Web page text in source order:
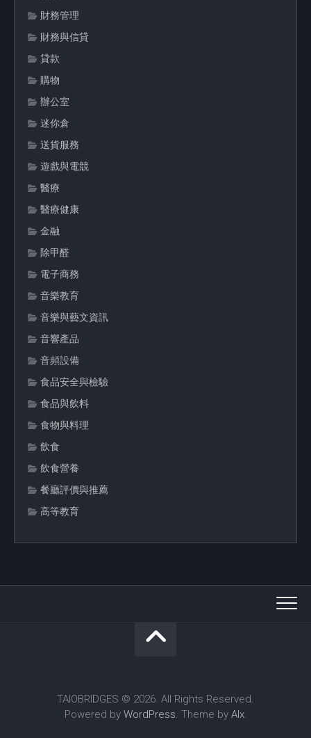
財務管理
財務與信貸
貸款
購物
辦公室
迷你倉
送貨服務
遊戲與電競
醫療
醫療健康
金融
除甲醛
電子商務
音樂教育
音樂與藝文資訊
音響產品
音頻設備
食品安全與檢驗
食品與飲料
食物與料理
飲食
飲食營養
餐廳評價與推薦
高等教育
TAIOBRIDGES © 2026. All Rights Reserved.
Powered by WordPress. Theme by Alx.